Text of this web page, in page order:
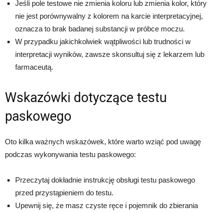
Jeśli pole testowe nie zmienia koloru lub zmienia kolor, który
nie jest porównywalny z kolorem na karcie interpretacyjnej,
oznacza to brak badanej substancji w próbce moczu.
W przypadku jakichkolwiek wątpliwości lub trudności w
interpretacji wyników, zawsze skonsultuj się z lekarzem lub
farmaceutą.
Wskazówki dotyczące testu
paskowego
Oto kilka ważnych wskazówek, które warto wziąć pod uwagę
podczas wykonywania testu paskowego:
Przeczytaj dokładnie instrukcję obsługi testu paskowego
przed przystąpieniem do testu.
Upewnij się, że masz czyste ręce i pojemnik do zbierania